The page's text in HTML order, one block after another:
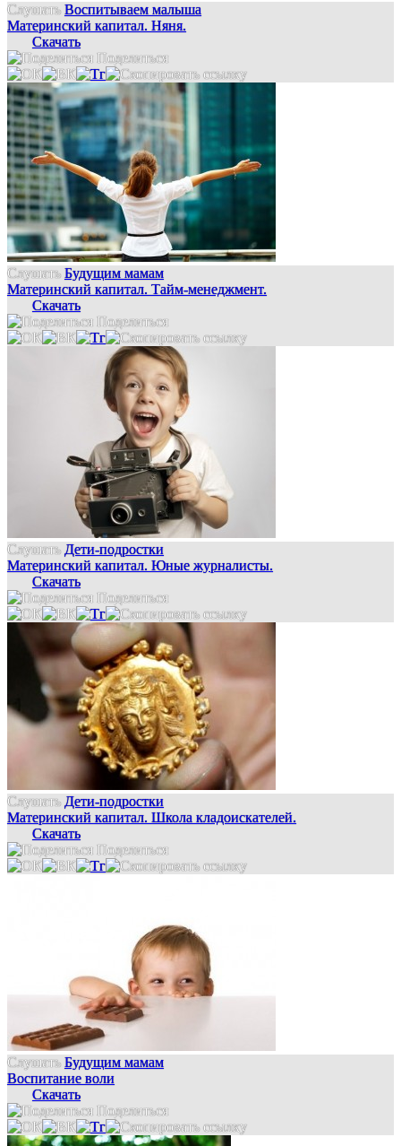
Слушать Воспитываем малыша
Материнский капитал. Няня.
Скачать
Поделиться
Слушать Будущим мамам
Материнский капитал. Тайм-менеджмент.
Скачать
Поделиться
Слушать Дети-подростки
Материнский капитал. Юные журналисты.
Скачать
Поделиться
Слушать Дети-подростки
Материнский капитал. Школа кладоискателей.
Скачать
Поделиться
Слушать Будущим мамам
Воспитание воли
Скачать
Поделиться